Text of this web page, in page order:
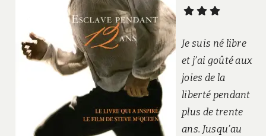
Je suis né libre
et j’ai goûté aux
joies de la
liberté pendant
plus de trente
ans. Jusqu’au